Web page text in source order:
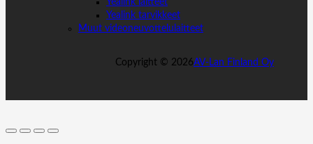
Yealink laitteet
Yealink tarvikkeet
Muut videoneuvottelulaitteet
Copyright © 2026AV-Lan Finland Oy